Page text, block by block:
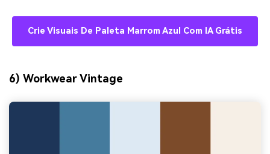
Crie Visuais De Paleta Marrom Azul Com IA Grátis
6) Workwear Vintage